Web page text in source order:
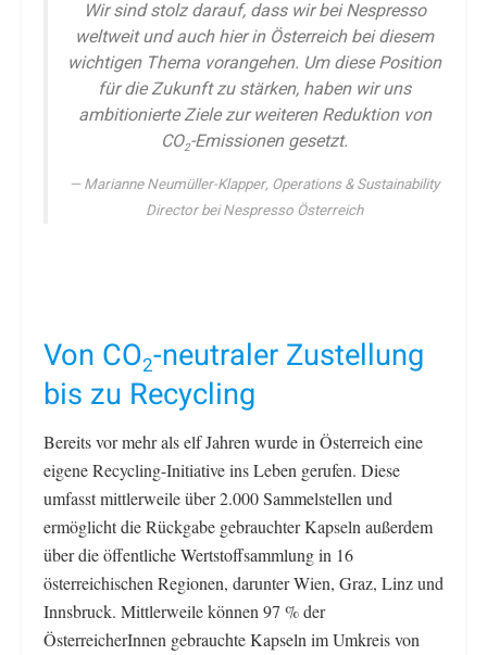
Wir sind stolz darauf, dass wir bei Nespresso
weltweit und auch hier in Österreich bei diesem
wichtigen Thema vorangehen. Um diese Position
für die Zukunft zu stärken, haben wir uns
ambitionierte Ziele zur weiteren Reduktion von
CO2-Emissionen gesetzt.
Marianne Neumüller-Klapper, Operations & Sustainability
Director bei Nespresso Österreich
Von CO2-neutraler Zustellung
bis zu Recycling
Bereits vor mehr als elf Jahren wurde in Österreich eine
eigene Recycling-Initiative ins Leben gerufen. Diese
umfasst mittlerweile über 2.000 Sammelstellen und
ermöglicht die Rückgabe gebrauchter Kapseln außerdem
über die öffentliche Wertstoffsammlung in 16
österreichischen Regionen, darunter Wien, Graz, Linz und
Innsbruck. Mittlerweile können 97 % der
ÖsterreicherInnen gebrauchte Kapseln im Umkreis von